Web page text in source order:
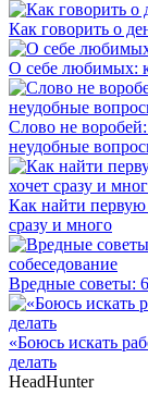
Как говорить о
О себе любимых:
Слово не воробей:
неудобные
Как найти первую
сразу и много
Вредные советы:
«Боюсь искать
делать
HeadHunter